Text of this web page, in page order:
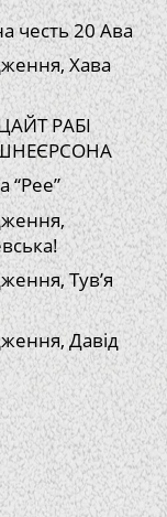
честь 20 Ава
Хава
РАБІ
“Рее”
Тув’я
Давід